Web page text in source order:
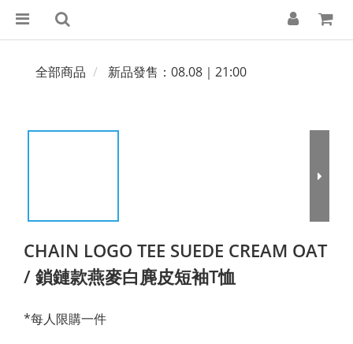
全部商品 新品發售：08.08｜21:00
CHAIN LOGO TEE SUEDE CREAM OAT
/ 鎖鏈款燕麥白麂皮短袖T恤
*每人限購一件